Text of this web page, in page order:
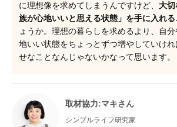
に理想像を求めてしまうんですけど、 大
族が心地いいと思える状態」を手に入れる
ょうか。理想の暮らしを求めるより、自
地いい状態をちょっとずつ増やしていけ
せなことなんじゃないかなって思います。
取材協力:マキさん
シンプルライフ研究家